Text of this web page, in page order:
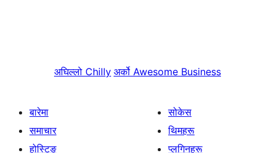
अघिल्लो Chilly अर्को Awesome Business
बारेमा
समाचार
होस्टिङ
सोकेस
थिमहरू
प्लगिनहरू